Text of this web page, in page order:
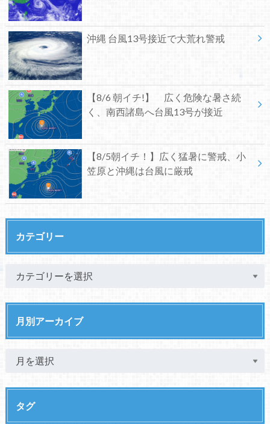
沖縄 台風13号接近で大荒れ警戒
【8/6 朝イチ!】 広く危険な暑さ続
く、南西諸島へ台風13号が接近
【8/5朝イチ！】広く猛暑に警戒、小
笠原と沖縄は台風に厳戒
カテゴリー
月別アーカイブ
タグ